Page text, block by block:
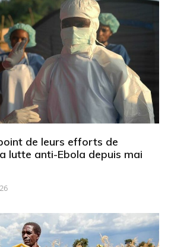
de leurs efforts de
lutte anti-Ebola depuis mai